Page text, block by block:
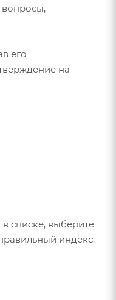
вопросы,
его
на
списке, выберите
индекс.